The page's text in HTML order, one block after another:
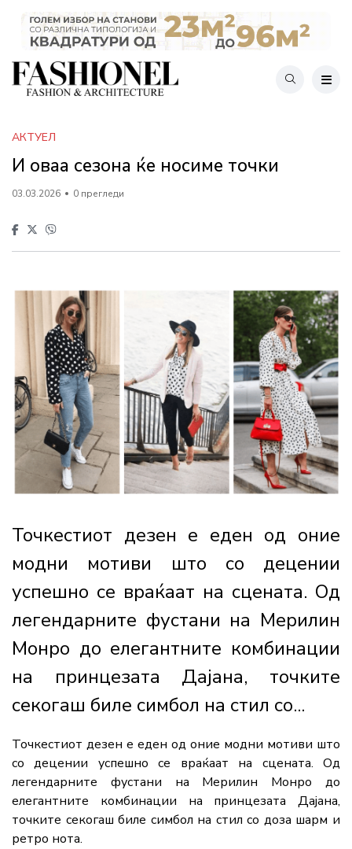
АКТУЕЛ
И оваа сезона ќе носиме точки
03.03.2026 0 прегледи
Точкестиот дезен е еден од оние
модни мотиви што со децении
успешно се враќаат на сцената. Од
легендарните фустани на Мерилин
Монро до елегантните комбинации
на принцезата Дајана, точките
секогаш биле симбол на стил со...
Точкестиот дезен е еден од оние модни мотиви што
со децении успешно се враќаат на сцената. Од
легендарните фустани на Мерилин Монро до
елегантните комбинации на принцезата Дајана,
точките секогаш биле симбол на стил со доза шарм и
ретро нота.